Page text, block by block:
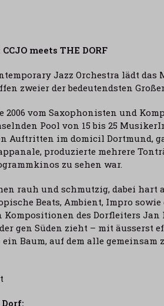
meets THE DORF
Jazz Orchestra lädt
zweier der bedeutendsten
2006 vom Saxophonisten und
Pool von 15 bis 25
Auftritten im domicil Dortmund,
produzierte mehrere
zu sehen war.
rauh und schmutzig, dabei hart
Beats, Ambient, Impro
des Dorfleiters
gen Süden zieht – mit
ein Baum, auf dem alle